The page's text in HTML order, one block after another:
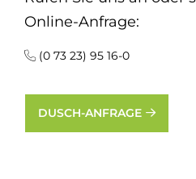
Online-Anfrage:
(0 73 23) 95 16-0
DUSCH-ANFRAGE